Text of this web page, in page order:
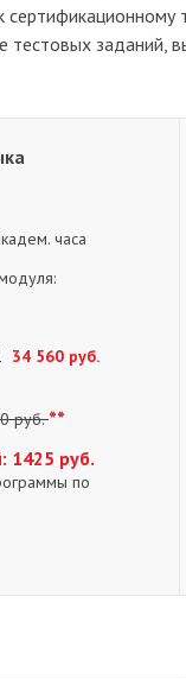
заданий,
часа
34 560 руб.
руб.**
: 1425 руб.
по